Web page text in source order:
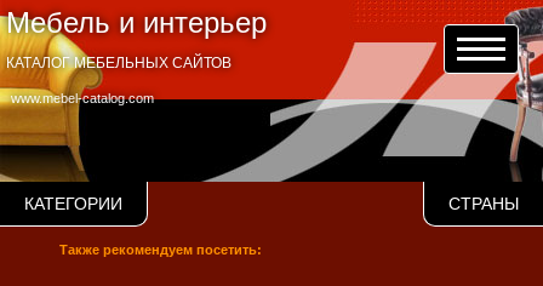
Мебель и интерьер
www.mebel-catalog.com
КАТАЛОГ МЕБЕЛЬНЫХ САЙТОВ
КАТЕГОРИИ СТРАНЫ
Также рекомендуем посетить: